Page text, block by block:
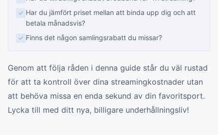
Har du jämfört priset mellan att binda upp dig och att
betala månadsvis?
Finns det någon samlingsrabatt du missar?
Genom att följa råden i denna guide står du väl rustad
för att ta kontroll över dina streamingkostnader utan
att behöva missa en enda sekund av din favoritsport.
Lycka till med ditt nya, billigare underhållningsliv!